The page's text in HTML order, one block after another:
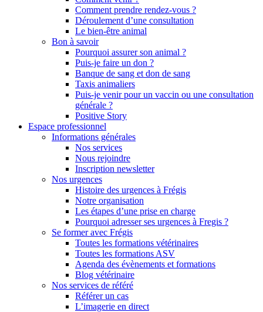
Comment prendre rendez-vous ?
Déroulement d’une consultation
Le bien-être animal
Bon à savoir
Pourquoi assurer son animal ?
Puis-je faire un don ?
Banque de sang et don de sang
Taxis animaliers
Puis-je venir pour un vaccin ou une consultation
générale ?
Positive Story
Espace professionnel
Informations générales
Nos services
Nous rejoindre
Inscription newsletter
Nos urgences
Histoire des urgences à Frégis
Notre organisation
Les étapes d’une prise en charge
Pourquoi adresser ses urgences à Fregis ?
Se former avec Frégis
Toutes les formations vétérinaires
Toutes les formations ASV
Agenda des évènements et formations
Blog vétérinaire
Nos services de référé
Référer un cas
L’imagerie en direct